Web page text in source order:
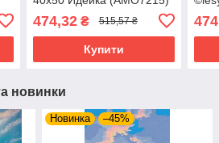
474,32₴ 515,57 ₴
Купити
новинки
Новинка –45%